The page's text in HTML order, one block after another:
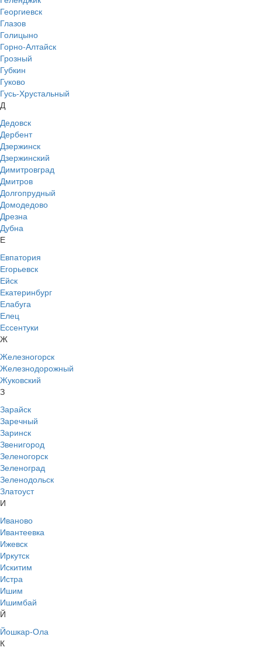
Георгиевск
Глазов
Голицыно
Горно-Алтайск
Грозный
Губкин
Гуково
Гусь-Хрустальный
Д
Дедовск
Дербент
Дзержинск
Дзержинский
Димитровград
Дмитров
Долгопрудный
Домодедово
Дрезна
Дубна
Е
Евпатория
Егорьевск
Ейск
Екатеринбург
Елабуга
Елец
Ессентуки
Ж
Железногорск
Железнодорожный
Жуковский
З
Зарайск
Заречный
Заринск
Звенигород
Зеленогорск
Зеленоград
Зеленодольск
Златоуст
И
Иваново
Ивантеевка
Ижевск
Иркутск
Искитим
Истра
Ишим
Ишимбай
Й
Йошкар-Ола
К